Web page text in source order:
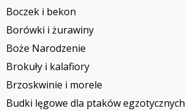
Boczek i bekon
Borówki i żurawiny
Boże Narodzenie
Brokuły i kalafiory
Brzoskwinie i morele
Budki lęgowe dla ptaków egzotycznych